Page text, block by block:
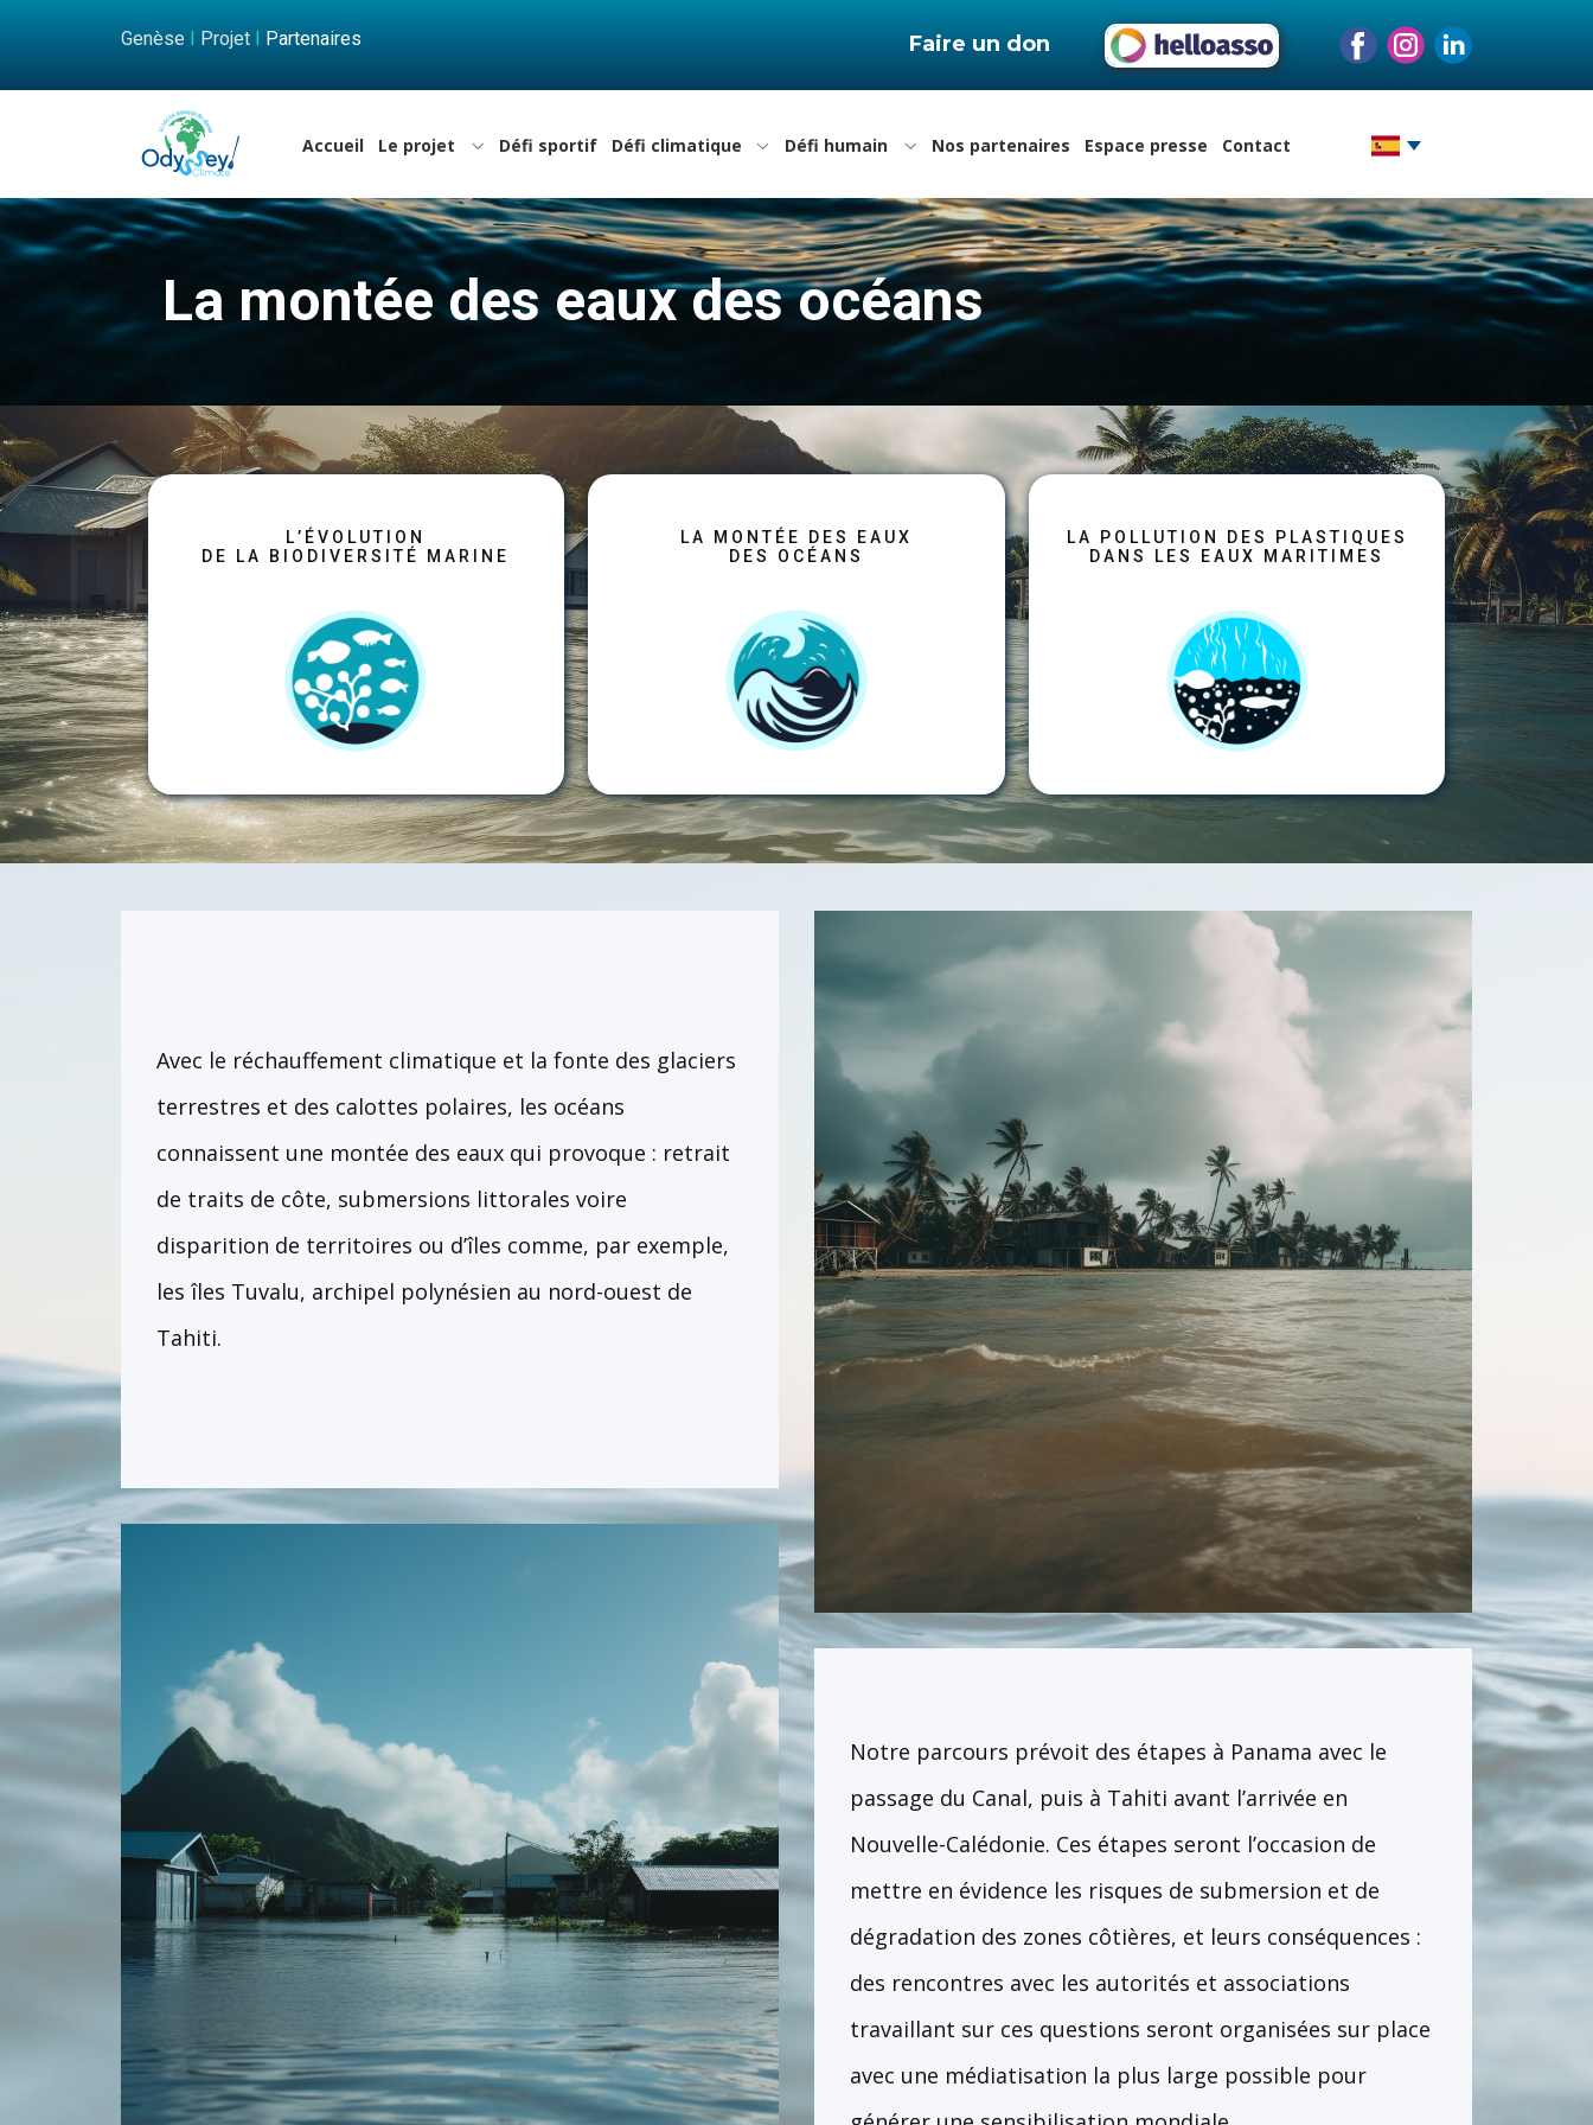
Genèse I Projet I Partenaires Faire un don
Accueil Le projet Défi sportif Défi climatique Défi humain Nos partenaires Espace presse Contact
​​La montée des eaux des océans
​L’ÉVOLUTION
DE LA BIODIVERSITÉ MARINE
​LA MONTÉE DES EAUX
DES OCÉANS
​LA POLLUTION DES PLASTIQUES
DANS LES EAUX MARITIMES
​​Avec le réchauffement climatique et la fonte des glaciers
terrestres et des calottes polaires, les océans
connaissent une montée des eaux qui provoque : retrait
de traits de côte, submersions littorales voire
disparition de territoires ou d’îles comme, par exemple,
les îles Tuvalu, archipel polynésien au nord-ouest de
Tahiti.
​Notre parcours prévoit des étapes à Panama avec le
passage du Canal, puis à Tahiti avant l’arrivée en
Nouvelle-Calédonie. Ces étapes seront l’occasion de
mettre en évidence les risques de submersion et de
dégradation des zones côtières, et leurs conséquences :
des rencontres avec les autorités et associations
travaillant sur ces questions seront organisées sur place
avec une médiatisation la plus large possible pour